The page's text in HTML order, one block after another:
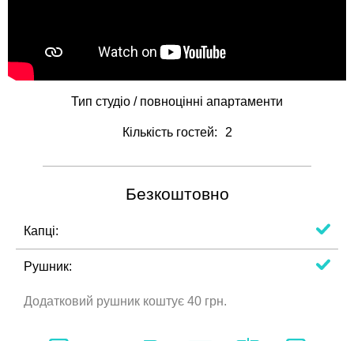
Тип студіо / повноцінні апартаменти
Кількість гостей: 2
Безкоштовно
Капці:
Рушник:
Додатковий рушник коштує 40 грн.